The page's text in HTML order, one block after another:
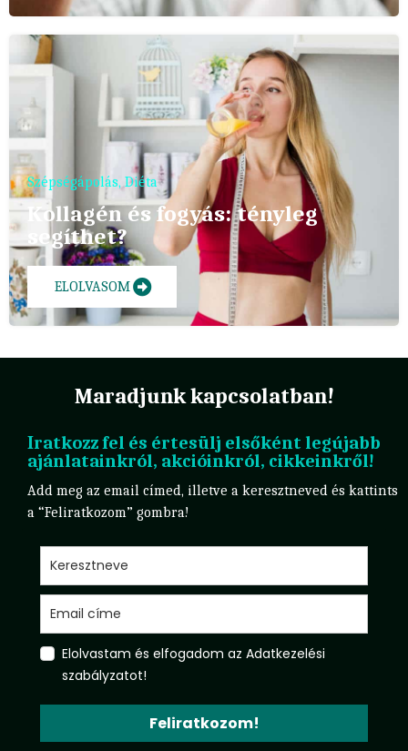
Szépségápolás, Diéta
Kollagén és fogyás: tényleg
segíthet?
ELOLVASOM
Maradjunk kapcsolatban!
Iratkozz fel és értesülj elsőként legújabb
ajánlatainkról, akcióinkról, cikkeinkről!
Add meg az email címed, illetve a keresztneved és kattints
a “Feliratkozom” gombra!
Elolvastam és elfogadom az Adatkezelési
szabályzatot!
Feliratkozom!